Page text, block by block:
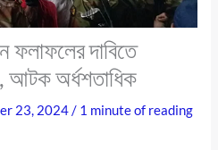
ফলাফলের দাবিতে
আটক অর্ধশতাধিক
23, 2024/ 1 minute of reading